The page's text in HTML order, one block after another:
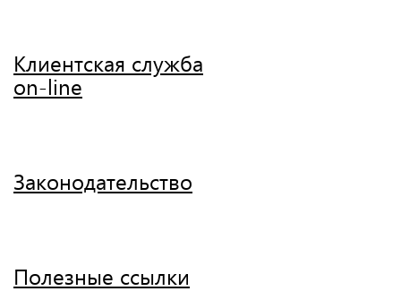
Клиентская служба
on-line
Законодательство
Полезные ссылки